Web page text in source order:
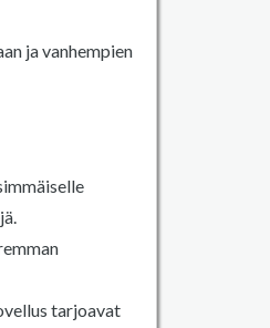
ja vanhempien
tarjoavat